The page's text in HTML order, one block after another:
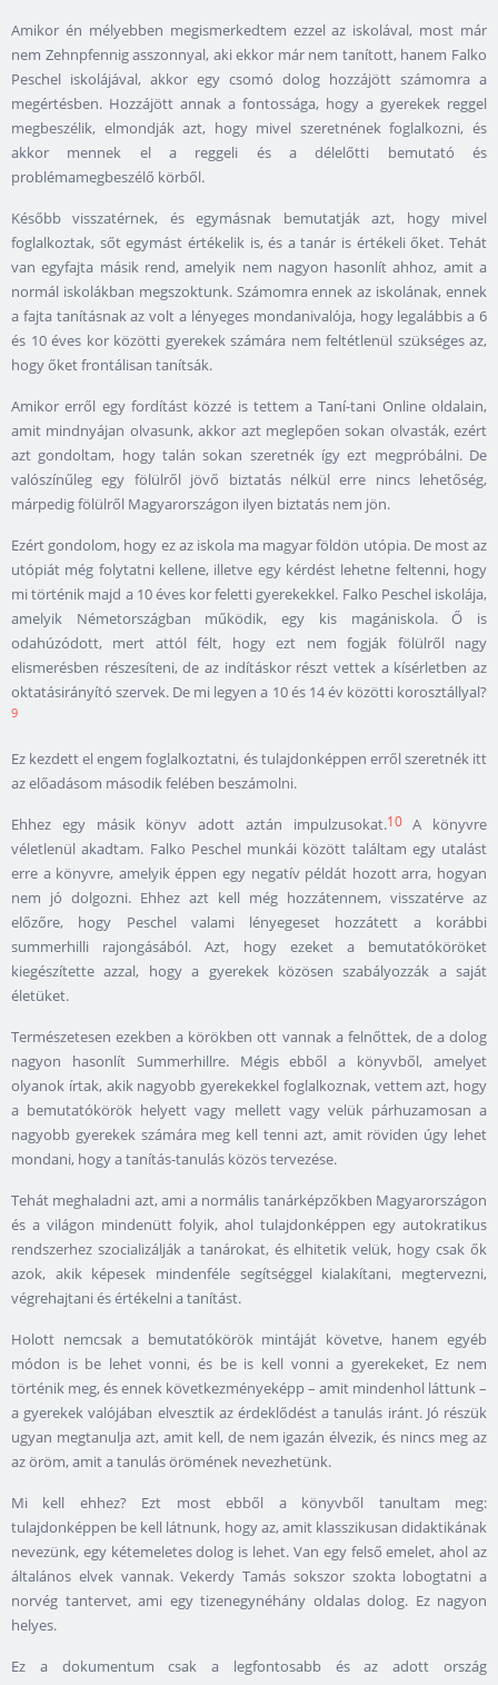
Amikor én mélyebben megismerkedtem ezzel az iskolával, most már
nem Zehnpfennig asszonnyal, aki ekkor már nem tanított, hanem Falko
Peschel iskolájával, akkor egy csomó dolog hozzájött számomra a
megértésben. Hozzájött annak a fontossága, hogy a gyerekek reggel
megbeszélik, elmondják azt, hogy mivel szeretnének foglalkozni, és
akkor mennek el a reggeli és a délelőtti bemutató és
problémamegbeszélő körből.
Később visszatérnek, és egymásnak bemutatják azt, hogy mivel
foglalkoztak, sőt egymást értékelik is, és a tanár is értékeli őket. Tehát
van egyfajta másik rend, amelyik nem nagyon hasonlít ahhoz, amit a
normál iskolákban megszoktunk. Számomra ennek az iskolának, ennek
a fajta tanításnak az volt a lényeges mondanivalója, hogy legalábbis a 6
és 10 éves kor közötti gyerekek számára nem feltétlenül szükséges az,
hogy őket frontálisan tanítsák.
Amikor erről egy fordítást közzé is tettem a Taní-tani Online oldalain,
amit mindnyájan olvasunk, akkor azt meglepően sokan olvasták, ezért
azt gondoltam, hogy talán sokan szeretnék így ezt megpróbálni. De
valószínűleg egy fölülről jövő biztatás nélkül erre nincs lehetőség,
márpedig fölülről Magyarországon ilyen biztatás nem jön.
Ezért gondolom, hogy ez az iskola ma magyar földön utópia. De most az
utópiát még folytatni kellene, illetve egy kérdést lehetne feltenni, hogy
mi történik majd a 10 éves kor feletti gyerekekkel. Falko Peschel iskolája,
amelyik Németországban működik, egy kis magániskola. Ő is
odahúzódott, mert attól félt, hogy ezt nem fogják fölülről nagy
elismerésben részesíteni, de az indításkor részt vettek a kísérletben az
oktatásirányító szervek. De mi legyen a 10 és 14 év közötti korosztállyal?
9
Ez kezdett el engem foglalkoztatni, és tulajdonképpen erről szeretnék itt
az előadásom második felében beszámolni.
Ehhez egy másik könyv adott aztán impulzusokat.10A könyvre
véletlenül akadtam. Falko Peschel munkái között találtam egy utalást
erre a könyvre, amelyik éppen egy negatív példát hozott arra, hogyan
nem jó dolgozni. Ehhez azt kell még hozzátennem, visszatérve az
előzőre, hogy Peschel valami lényegeset hozzátett a korábbi
summerhilli rajongásából. Azt, hogy ezeket a bemutatóköröket
kiegészítette azzal, hogy a gyerekek közösen szabályozzák a saját
életüket.
Természetesen ezekben a körökben ott vannak a felnőttek, de a dolog
nagyon hasonlít Summerhillre. Mégis ebből a könyvből, amelyet
olyanok írtak, akik nagyobb gyerekekkel foglalkoznak, vettem azt, hogy
a bemutatókörök helyett vagy mellett vagy velük párhuzamosan a
nagyobb gyerekek számára meg kell tenni azt, amit röviden úgy lehet
mondani, hogy a tanítás-tanulás közös tervezése.
Tehát meghaladni azt, ami a normális tanárképzőkben Magyarországon
és a világon mindenütt folyik, ahol tulajdonképpen egy autokratikus
rendszerhez szocializálják a tanárokat, és elhitetik velük, hogy csak ők
azok, akik képesek mindenféle segítséggel kialakítani, megtervezni,
végrehajtani és értékelni a tanítást.
Holott nemcsak a bemutatókörök mintáját követve, hanem egyéb
módon is be lehet vonni, és be is kell vonni a gyerekeket, Ez nem
történik meg, és ennek következményeképp – amit mindenhol láttunk –
a gyerekek valójában elvesztik az érdeklődést a tanulás iránt. Jó részük
ugyan megtanulja azt, amit kell, de nem igazán élvezik, és nincs meg az
az öröm, amit a tanulás örömének nevezhetünk.
Mi kell ehhez? Ezt most ebből a könyvből tanultam meg:
tulajdonképpen be kell látnunk, hogy az, amit klasszikusan didaktikának
nevezünk, egy kétemeletes dolog is lehet. Van egy felső emelet, ahol az
általános elvek vannak. Vekerdy Tamás sokszor szokta lobogtatni a
norvég tantervet, ami egy tizenegynéhány oldalas dolog. Ez nagyon
helyes.
Ez a dokumentum csak a legfontosabb és az adott ország